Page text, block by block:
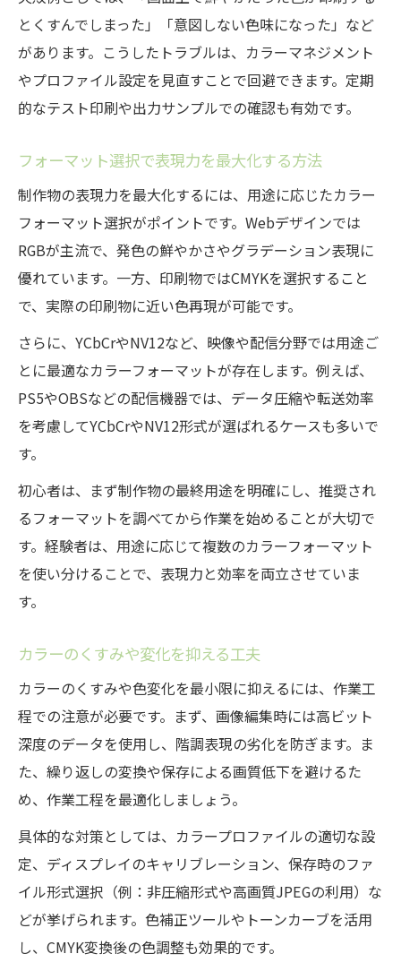
とくすんでしまった」「意図しない色味になった」など
があります。こうしたトラブルは、カラーマネジメント
やプロファイル設定を見直すことで回避できます。定期
的なテスト印刷や出力サンプルでの確認も有効です。
フォーマット選択で表現力を最大化する方法
制作物の表現力を最大化するには、用途に応じたカラー
フォーマット選択がポイントです。Webデザインでは
RGBが主流で、発色の鮮やかさやグラデーション表現に
優れています。一方、印刷物ではCMYKを選択すること
で、実際の印刷物に近い色再現が可能です。
さらに、YCbCrやNV12など、映像や配信分野では用途ご
とに最適なカラーフォーマットが存在します。例えば、
PS5やOBSなどの配信機器では、データ圧縮や転送効率
を考慮してYCbCrやNV12形式が選ばれるケースも多いで
す。
初心者は、まず制作物の最終用途を明確にし、推奨され
るフォーマットを調べてから作業を始めることが大切で
す。経験者は、用途に応じて複数のカラーフォーマット
を使い分けることで、表現力と効率を両立させていま
す。
カラーのくすみや変化を抑える工夫
カラーのくすみや色変化を最小限に抑えるには、作業工
程での注意が必要です。まず、画像編集時には高ビット
深度のデータを使用し、階調表現の劣化を防ぎます。ま
た、繰り返しの変換や保存による画質低下を避けるた
め、作業工程を最適化しましょう。
具体的な対策としては、カラープロファイルの適切な設
定、ディスプレイのキャリブレーション、保存時のファ
イル形式選択（例：非圧縮形式や高画質JPEGの利用）な
どが挙げられます。色補正ツールやトーンカーブを活用
し、CMYK変換後の色調整も効果的です。